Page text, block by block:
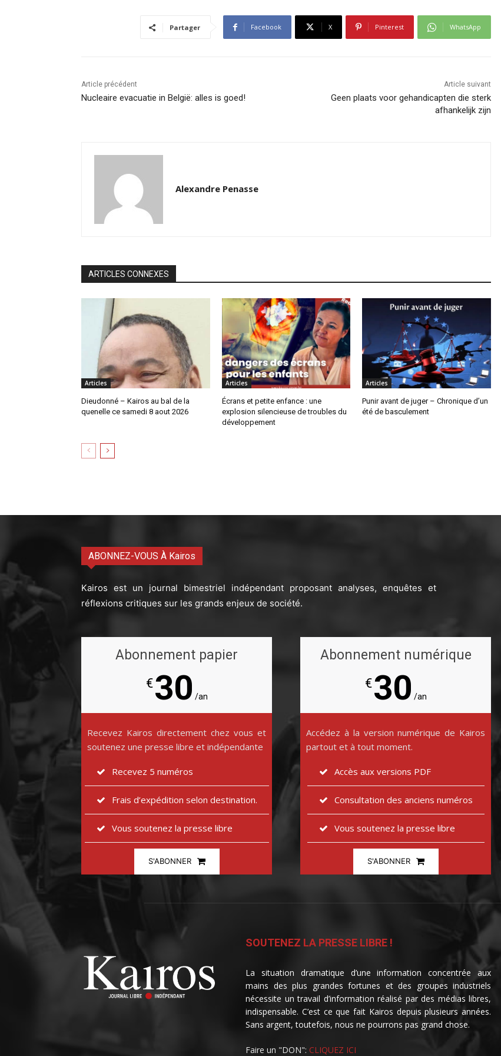
Partager Facebook X Pinterest WhatsApp
Article précédent
Nucleaire evacuatie in België: alles is goed!
Article suivant
Geen plaats voor gehandicapten die sterk
afhankelijk zijn
Alexandre Penasse
ARTICLES CONNEXES
Articles
Dieudonné – Kairos au bal de la
quenelle ce samedi 8 aout 2026
Articles
Écrans et petite enfance : une
explosion silencieuse de troubles du
développement
Articles
Punir avant de juger – Chronique d’un
été de basculement
ABONNEZ-VOUS À Kairos
Kairos est un journal bimestriel indépendant proposant analyses, enquêtes et
réflexions critiques sur les grands enjeux de société.
Abonnement papier
€30 /an
Recevez Kairos directement chez vous et
soutenez une presse libre et indépendante
Recevez 5 numéros
Frais d’expédition selon destination.
Vous soutenez la presse libre
S'ABONNER
Abonnement numérique
€30 /an
Accédez à la version numérique de Kairos
partout et à tout moment.
Accès aux versions PDF
Consultation des anciens numéros
Vous soutenez la presse libre
S'ABONNER
SOUTENEZ LA PRESSE LIBRE !
La situation dramatique d’une information concentrée aux
mains des plus grandes fortunes et des groupes industriels
nécessite un travail d’information réalisé par des médias libres,
indispensable. C’est ce que fait Kairos depuis plusieurs années.
Sans argent, toutefois, nous ne pourrons pas grand chose.
Faire un "DON": CLIQUEZ ICI